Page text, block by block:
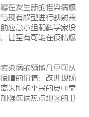
在发生新的传染病爆
现有模型进行映射来
应急小组和科学家设
甚至有可能在疫情爆
染病的领域几乎可以
情的价值；改进现场
失所的平民的更可靠
强疾病热点地区的卫